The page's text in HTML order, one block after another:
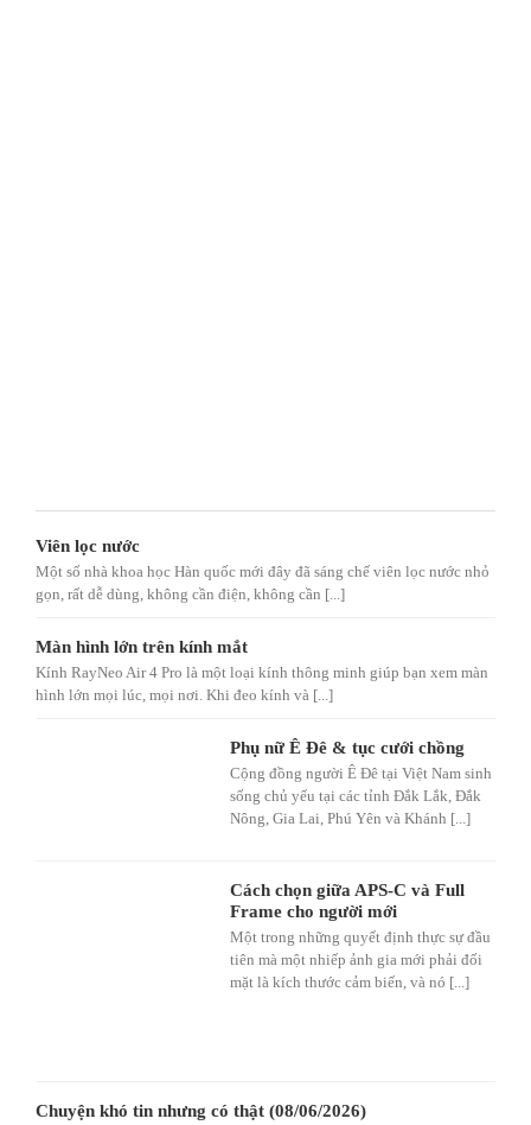
Viên lọc nước
Một số nhà khoa học Hàn quốc mới đây đã sáng chế viên lọc nước nhỏ
gọn, rất dễ dùng, không cần điện, không cần [...]
Màn hình lớn trên kính mắt
Kính RayNeo Air 4 Pro là một loại kính thông minh giúp bạn xem màn
hình lớn mọi lúc, mọi nơi. Khi đeo kính và [...]
Phụ nữ Ê Đê & tục cưới chồng
Cộng đồng người Ê Đê tại Việt Nam sinh
sống chủ yếu tại các tỉnh Đắk Lắk, Đắk
Nông, Gia Lai, Phú Yên và Khánh [...]
Cách chọn giữa APS-C và Full
Frame cho người mới
Một trong những quyết định thực sự đầu
tiên mà một nhiếp ảnh gia mới phải đối
mặt là kích thước cảm biến, và nó [...]
Chuyện khó tin nhưng có thật (08/06/2026)